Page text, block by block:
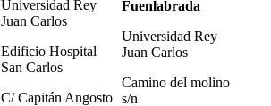
Universidad Rey
Juan Carlos
Edificio Hospital
San Carlos
C/ Capitán Angosto
Fuenlabrada
Universidad Rey
Juan Carlos
Camino del molino
s/n